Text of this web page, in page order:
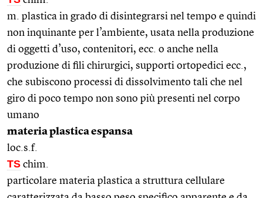
m. plastica in grado di disintegrarsi nel tempo e quindi
non inquinante per l’ambiente, usata nella produzione
di oggetti d’uso, contenitori, ecc. o anche nella
produzione di fili chirurgici, supporti ortopedici ecc.,
che subiscono processi di dissolvimento tali che nel
giro di poco tempo non sono più presenti nel corpo
umano
materia plastica espansa
loc.s.f.
TS chim.
particolare materia plastica a struttura cellulare